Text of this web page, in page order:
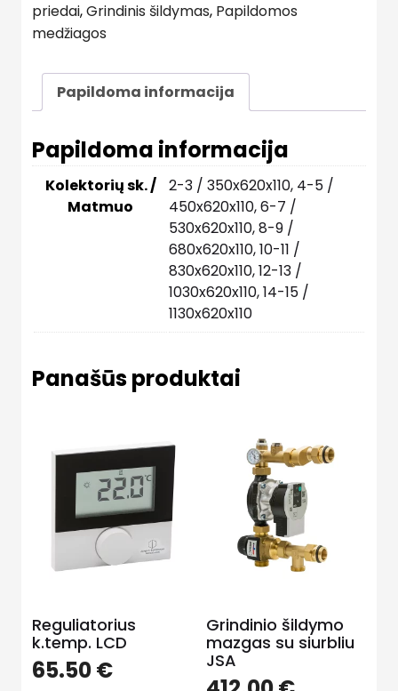
priedai,Grindinis šildymas, Papildomos
medžiagos
Papildoma informacija
Papildoma informacija
Kolektorių sk. /
Matmuo
2-3 / 350x620x110, 4-5 /
450x620x110, 6-7 /
530x620x110, 8-9 /
680x620x110, 10-11 /
830x620x110, 12-13 /
1030x620x110, 14-15 /
1130x620x110
Panašūs produktai
Reguliatorius
k.temp. LCD
65.50€
Grindinio šildymo
mazgas su siurbliu
JSA